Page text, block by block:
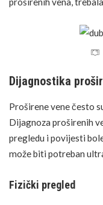
Dijagnostika
Proširene vene često
Dijagnoza proširenih
pregledu i povijesti
može biti potreban
Fizički pregled